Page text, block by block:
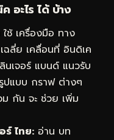
อะไร ได้ บ้าง
ช้ เครื่องมือ ทาง
ฉลี่ย เคลื่อนที่ อินดิเค
นเจอร์ แบนด์ แนวรับ
ปแบบ กราฟ ต่างๆ
กัน จะ ช่วย เพิ่ม
ร์ ไทย: อ่าน บท